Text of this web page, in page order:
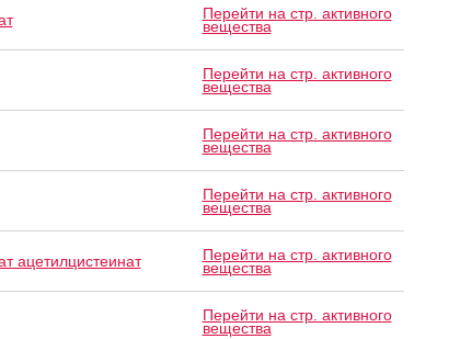
Перейти на стр. активного
вещества
Перейти на стр. активного
вещества
Перейти на стр. активного
вещества
Перейти на стр. активного
вещества
ацетилцистеинат Перейти на стр. активного
вещества
Перейти на стр. активного
вещества